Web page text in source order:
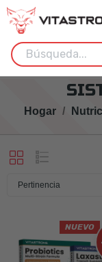
Hogar
Pertinencia
NUEVO